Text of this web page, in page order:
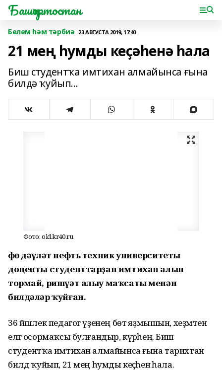
Башҡортостан
Белем һәм тәрбиә 23 АВГУСТА 2019, 17:40
21 мең һумды кеҫәһенә һала
Биш студентҡа имтихан алмайынса ғына
билдә ҡуйып...
Фото: old.kr40.ru
Өфө дәүләт нефть техник университеты
доценты студенттарҙан имтихан алып
тормай, ришүәт алыу маҡсаты менән
билдәләр ҡуйған.
36 йәшлек педагог үҙенең бөтә яҙмышын, хеҙмәтен
елгә осормаҡсы булғандыр, күрәһең. Биш
студентҡа имтихан алмайынса ғына тарихтан
билдә ҡуйып, 21 мең һумды кеҫәһенә һала.